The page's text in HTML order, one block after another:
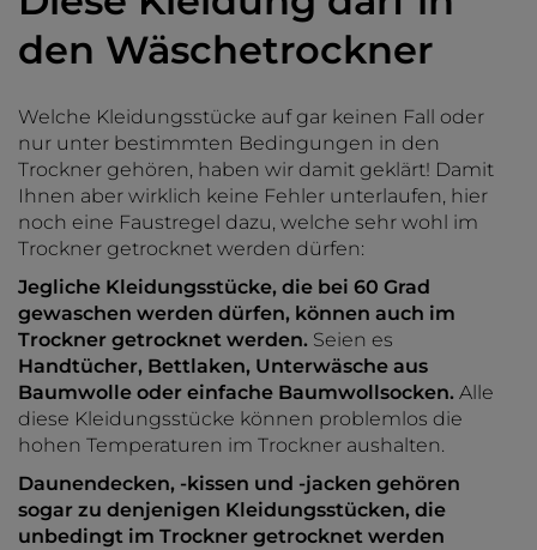
den Wäschetrockner
Welche Kleidungsstücke auf gar keinen Fall oder
nur unter bestimmten Bedingungen in den
Trockner gehören, haben wir damit geklärt! Damit
Ihnen aber wirklich keine Fehler unterlaufen, hier
noch eine Faustregel dazu, welche sehr wohl im
Trockner getrocknet werden dürfen:
Jegliche Kleidungsstücke, die bei 60 Grad
gewaschen werden dürfen, können auch im
Trockner getrocknet werden. Seien es
Handtücher, Bettlaken, Unterwäsche aus
Baumwolle oder einfache Baumwollsocken. Alle
diese Kleidungsstücke können problemlos die
hohen Temperaturen im Trockner aushalten.
Daunendecken, -kissen und -jacken gehören
sogar zu denjenigen Kleidungsstücken, die
unbedingt im Trockner getrocknet werden